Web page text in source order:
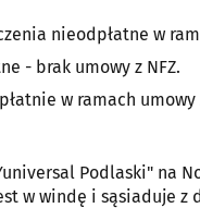
nieodpłatne w
- brak umowy z NFZ.
w ramach umowy
Podlaski" na
w windę i sąsiaduje